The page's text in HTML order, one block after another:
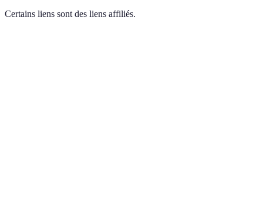
Certains liens sont des liens affiliés.